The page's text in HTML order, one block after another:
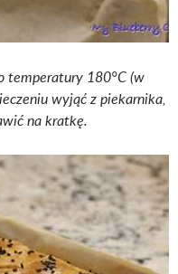
temperatury 180°C (w
wyjąć z piekarnika,
na kratkę.